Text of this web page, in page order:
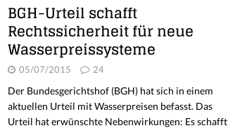
BGH-Urteil schafft
Rechtssicherheit für neue
Wasserpreissysteme
05/07/2015 24
Der Bundesgerichtshof (BGH) hat sich in einem
aktuellen Urteil mit Wasserpreisen befasst. Das
Urteil hat erwünschte Nebenwirkungen: Es schafft